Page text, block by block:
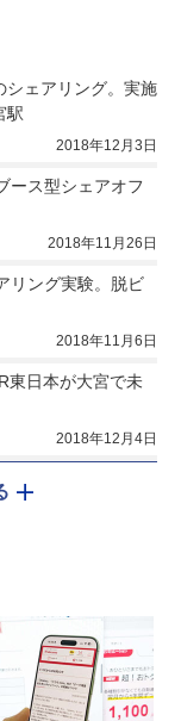
シェアリング。実施
駅
2018年12月3日
ース型シェアオフ
2018年11月26日
リング実験。脱ビ
2018年11月6日
東日本が大宮で未
2018年12月4日